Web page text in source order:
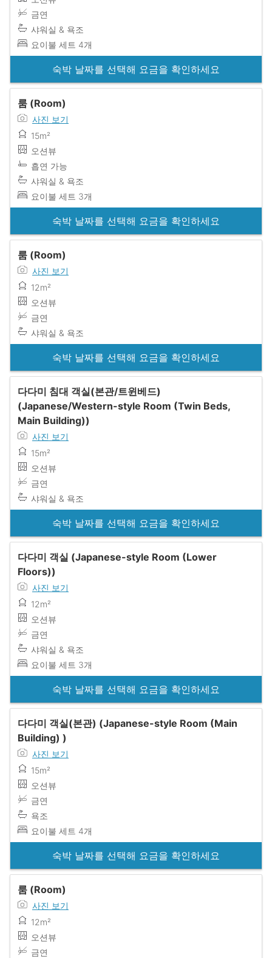
금연
샤워실 & 욕조
요이불 세트 4개
숙박 날짜를 선택해 요금을 확인하세요
룸 (Room)
사진 보기
15m²
오션뷰
흡연 가능
샤워실 & 욕조
요이불 세트 3개
숙박 날짜를 선택해 요금을 확인하세요
룸 (Room)
사진 보기
12m²
오션뷰
금연
샤워실 & 욕조
숙박 날짜를 선택해 요금을 확인하세요
다다미 침대 객실(본관/트윈베드)
(Japanese/Western-style Room (Twin Beds,
Main Building))
사진 보기
15m²
오션뷰
금연
샤워실 & 욕조
숙박 날짜를 선택해 요금을 확인하세요
다다미 객실 (Japanese-style Room (Lower
Floors))
사진 보기
12m²
오션뷰
금연
샤워실 & 욕조
요이불 세트 3개
숙박 날짜를 선택해 요금을 확인하세요
다다미 객실(본관) (Japanese-style Room (Main
Building) )
사진 보기
15m²
오션뷰
금연
욕조
요이불 세트 4개
숙박 날짜를 선택해 요금을 확인하세요
룸 (Room)
사진 보기
12m²
오션뷰
금연